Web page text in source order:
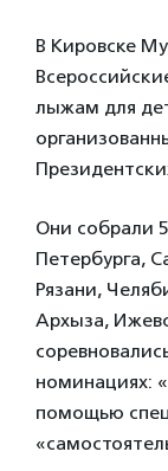
В Кировске
лыжам для
Они собрали
Петербурга,
Рязани,
Архыза,
номинациях:
помощью